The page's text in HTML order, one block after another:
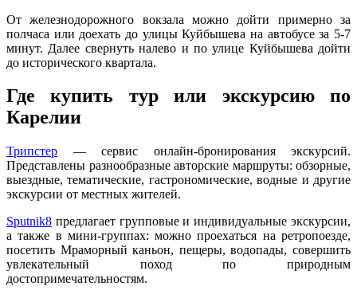
От железнодорожного вокзала можно дойти примерно за
полчаса или доехать до улицы Куйбышева на автобусе за 5-7
минут. Далее свернуть налево и по улице Куйбышева дойти
до исторического квартала.
Где купить тур или экскурсию по
Карелии
Трипстер — сервис онлайн-бронирования экскурсий.
Представлены разнообразные авторские маршруты: обзорные,
выездные, тематические, гастрономические, водные и другие
экскурсии от местных жителей.
Sputnik8 предлагает групповые и индивидуальные экскурсии,
а также в мини-группах: можно проехаться на ретропоезде,
посетить Мраморный каньон, пещеры, водопады, совершить
увлекательный поход по природным
достопримечательностям.